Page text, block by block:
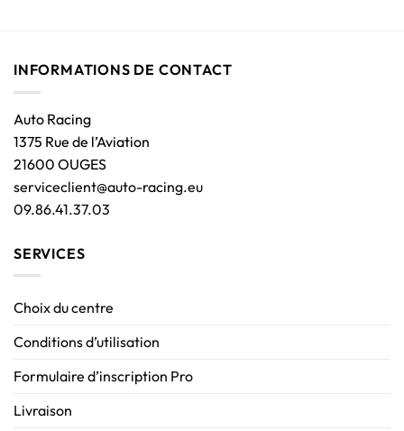
INFORMATIONS DE CONTACT
Auto Racing
1375 Rue de l’Aviation
21600 OUGES
serviceclient@auto-racing.eu
09.86.41.37.03
SERVICES
Choix du centre
Conditions d’utilisation
Formulaire d’inscription Pro
Livraison